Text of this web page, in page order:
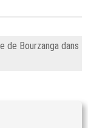
de Bourzanga dans